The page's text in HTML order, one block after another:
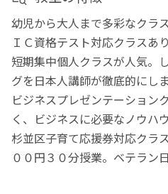
幼児から大人まで多彩なクラ
ＩＣ資格テスト対応クラスあり
短期集中個人クラスが人気。
グを日本人講師が徹底的にしま
ビジネスプレゼンテーション
く、ビジネスに必要なノウハ
杉並区子育て応援券対応クラ
００円３０分授業。ベテラン